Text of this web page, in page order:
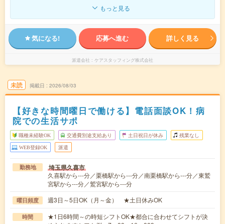
もっと見る
気になる! 応募へ進む 詳しく見る
派遣会社 ケアスタッフィング株式会社
未読 掲載日 2026/08/03
【好きな時間曜日で働ける】電話面談OK！病
院での生活サポ
職種未経験OK 交通費別途支給あり 土日祝日が休み 残業なし
WEB登録OK 派遣
勤務地 埼玉県久喜市
久喜駅から---分／栗橋駅から---分／南栗橋駅から---分／東鷲
宮駅から---分／鷲宮駅から---分
曜日頻度 週3日～5日OK（月～金） ★土日休みOK
時間
★1日6時間～の時短シフトOK★都合に合わせてシフトが決